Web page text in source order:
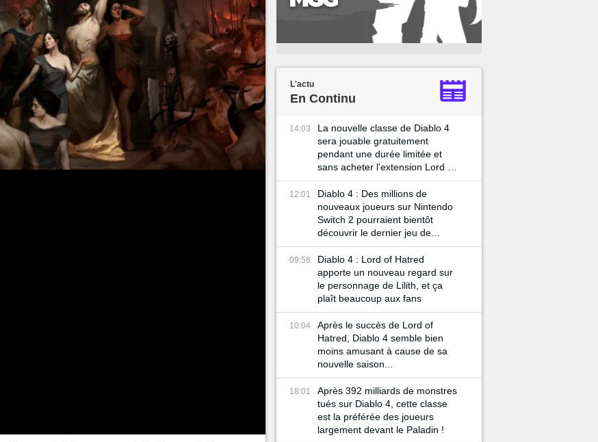
L'actu
En Continu
14:03
La nouvelle classe de Diablo 4
sera jouable gratuitement
pendant une durée limitée et
sans acheter l'extension Lord of
Hatred
12:01
Diablo 4 : Des millions de
nouveaux joueurs sur Nintendo
Switch 2 pourraient bientôt
découvrir le dernier jeu de
Blizzard
09:58
Diablo 4 : Lord of Hatred
apporte un nouveau regard sur
le personnage de Lilith, et ça
plaît beaucoup aux fans
10:04
Après le succès de Lord of
Hatred, Diablo 4 semble bien
moins amusant à cause de sa
nouvelle saison...
18:01
Après 392 milliards de monstres
tués sur Diablo 4, cette classe
est la préférée des joueurs
largement devant le Paladin !